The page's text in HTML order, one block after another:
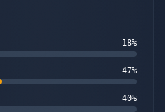
18%
47%
40%